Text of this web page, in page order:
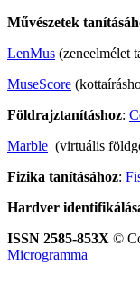
Művészetek
LenMus (zeneelmélet
MuseScore
Földrajztanításhoz:
Marble (virtuális
Fizika tanításához:
Hardver
ISSN 2585-853X ©
Microgramma